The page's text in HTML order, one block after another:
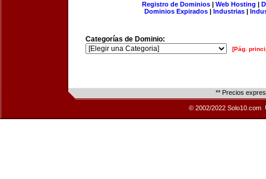
Registro de Dominios| Web Hosting |
Dominios Expirados | Industrias |
Categorías de Dominio:
[Pág.
** Precios
© 2002/2022 Solo10.com